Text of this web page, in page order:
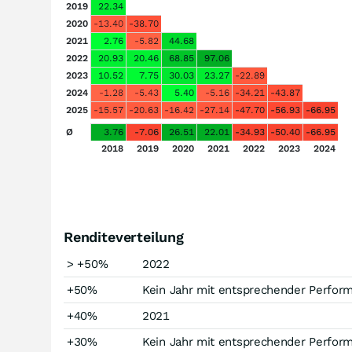
2019
22.34
2020 -13.40 -38.70
2021
2.76 -5.82
44.68
2022
20.93 20.46 68.85
97.06
2023
10.52 7.75 30.03 23.27 -22.89
2024
-1.28 -5.43 5.40 -5.16 -34.21 -43.87
2025 -15.57 -20.63 -16.42 -27.14 -47.70 -56.93 -66.95
Ø
3.76 -7.06 26.51 22.01 -34.93 -50.40 -66.95
2018
2019 2020 2021 2022 2023 2024
Renditeverteilung
> +50%
2022
+50%
Kein Jahr mit entsprechender
+40%
2021
+30%
Kein Jahr mit entsprechender